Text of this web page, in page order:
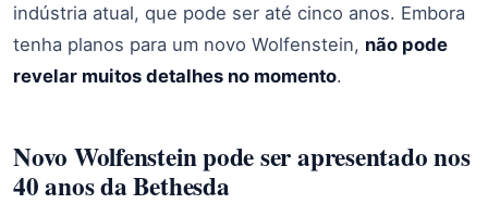
indústria atual, que pode ser até cinco anos. Embora
tenha planos para um novo Wolfenstein, não pode
revelar muitos detalhes no momento.
Novo Wolfenstein pode ser apresentado nos
40 anos da Bethesda